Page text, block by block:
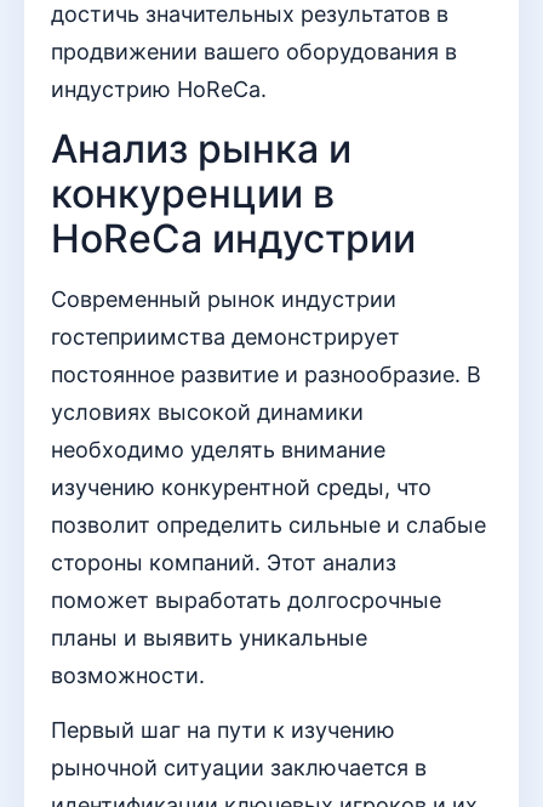
достичь значительных результатов в
продвижении вашего оборудования в
индустрию HoReCa.
Анализ рынка и
конкуренции в
HoReCa индустрии
Современный рынок индустрии
гостеприимства демонстрирует
постоянное развитие и разнообразие. В
условиях высокой динамики
необходимо уделять внимание
изучению конкурентной среды, что
позволит определить сильные и слабые
стороны компаний. Этот анализ
поможет выработать долгосрочные
планы и выявить уникальные
возможности.
Первый шаг на пути к изучению
рыночной ситуации заключается в